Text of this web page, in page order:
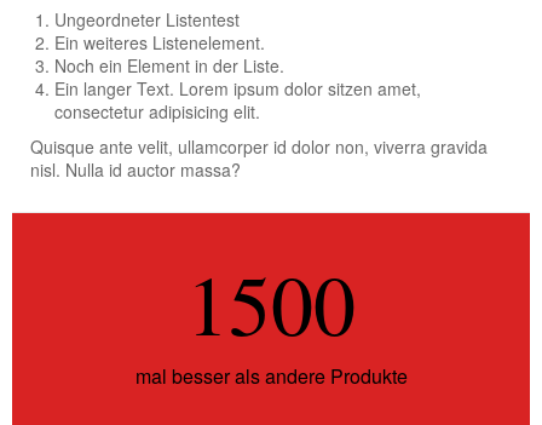
Ungeordneter Listentest
Ein weiteres Listenelement.
Noch ein Element in der Liste.
Ein langer Text. Lorem ipsum dolor sitzen amet,
consectetur adipisicing elit.
Quisque ante velit, ullamcorper id dolor non, viverra gravida
nisl. Nulla id auctor massa?
1500
mal besser als andere Produkte